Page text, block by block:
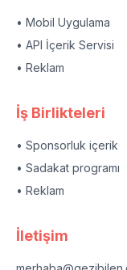
• Mobil Uygulama
• API İçerik Servisi
• Reklam
İş Birlikteleri
• Sponsorluk içerik
• Sadakat programı
• Reklam
İletişim